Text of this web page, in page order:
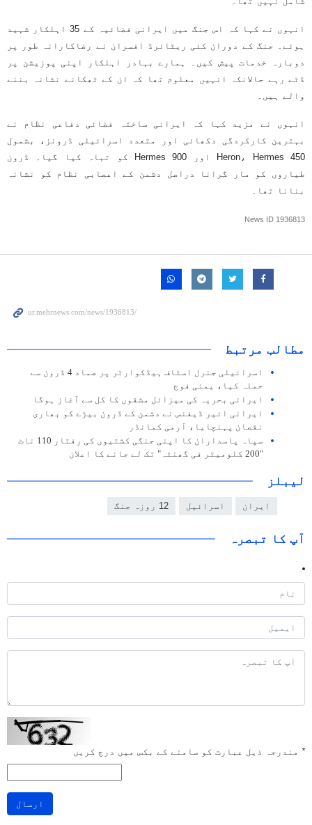
انہوں نے کہا کہ اس جنگ میں ایرانی فضائیہ کے 35 اہلکار شہید
ہوئے۔ جنگ کے دوران کئی ریٹائرڈ افسران نے رضاکارانہ طور پر
دوبارہ خدمات پیش کیں۔ ہمارے بہادر اہلکار اپنی پوزیشن پر
ڈٹے رہے حالانکہ انہیں معلوم تھا کہ ان کے ٹھکانے نشانہ بننے
والے ہیں۔
انہوں نے مزید کہا کہ ایرانی ساختہ فضائی دفاعی نظام نے
بہترین کارکردگی دکھائی اور متعدد اسرائیلی ڈرونز، بشمول
Heron، Hermes 450 اور Hermes 900 کو تباہ کیا گیا۔ ڈرون
طیاروں کو مار گرانا دراصل دشمن کے اعصابی نظام کو نشانہ
بنانا تھا۔
News ID 1936813
مطالب مرتبط
اسرائیلی جنرل اسٹاف ہیڈکوارٹر پر صماد 4 ڈرون سے
حملہ کیا، یمنی فوج
ایرانی بحریہ کی میزائل مشقوں کا کل سے آغاز ہوگا
ایرانی ائیر ڈیفنس نے دشمن کے ڈرون بیڑے کو بھاری
نقصان پہنچایا، آرمی کمانڈر
سپاہ پاسداران کا اپنی جنگی کشتیوں کی رفتار 110 ناٹ
"200 کلومیٹر فی گھنٹہ" تک لے جانے کا اعلان
لیبلز
ایران اسرائیل 12 روزہ جنگ
آپ کا تبصرہ
* مندرجہ ذیل عبارت کو سامنے کے بکس میں درج کریں
ارسال